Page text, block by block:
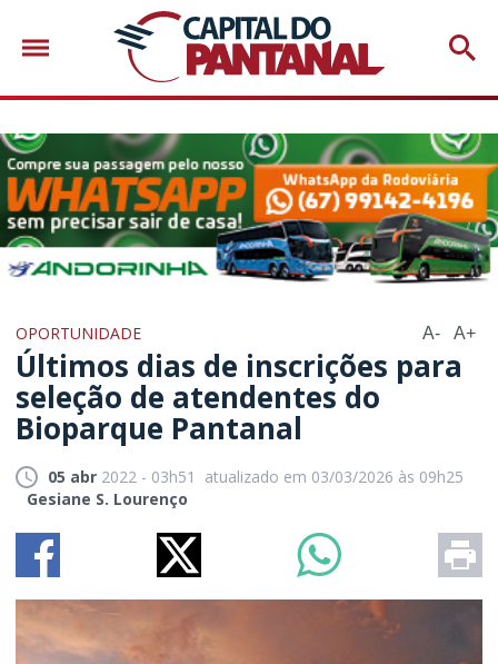
OPORTUNIDADE A- A+
Últimos dias de inscrições para
seleção de atendentes do
Bioparque Pantanal
05 abr 2022 - 03h51
atualizado em 03/03/2026 às 09h25
Gesiane S. Lourenço